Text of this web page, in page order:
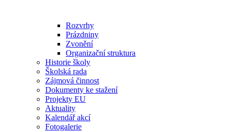
Rozvrhy
Prázdniny
Zvonění
Organizační struktura
Historie školy
Školská rada
Zájmová činnost
Dokumenty ke stažení
Projekty EU
Aktuality
Kalendář akcí
Fotogalerie